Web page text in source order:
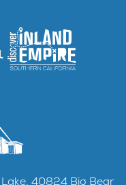
40824 Big Bear